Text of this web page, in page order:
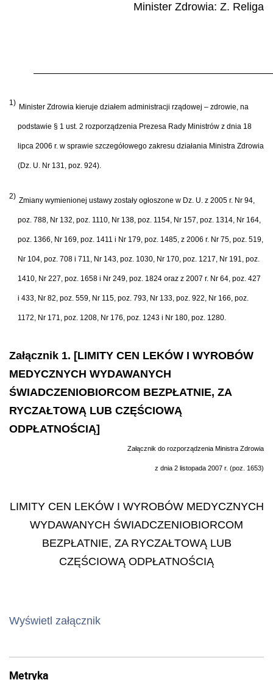
Minister Zdrowia: Z. Religa
1) Minister Zdrowia kieruje działem administracji rządowej – zdrowie, na
podstawie § 1 ust. 2 rozporządzenia Prezesa Rady Ministrów z dnia 18
lipca 2006 r. w sprawie szczegółowego zakresu działania Ministra Zdrowia
(Dz. U. Nr 131, poz. 924).
2) Zmiany wymienionej ustawy zostały ogłoszone w Dz. U. z 2005 r. Nr 94,
poz. 788, Nr 132, poz. 1110, Nr 138, poz. 1154, Nr 157, poz. 1314, Nr 164,
poz. 1366, Nr 169, poz. 1411 i Nr 179, poz. 1485, z 2006 r. Nr 75, poz. 519,
Nr 104, poz. 708 i 711, Nr 143, poz. 1030, Nr 170, poz. 1217, Nr 191, poz.
1410, Nr 227, poz. 1658 i Nr 249, poz. 1824 oraz z 2007 r. Nr 64, poz. 427
i 433, Nr 82, poz. 559, Nr 115, poz. 793, Nr 133, poz. 922, Nr 166, poz.
1172, Nr 171, poz. 1208, Nr 176, poz. 1243 i Nr 180, poz. 1280.
Załącznik 1. [LIMITY CEN LEKÓW I WYROBÓW
MEDYCZNYCH WYDAWANYCH
ŚWIADCZENIOBIORCOM BEZPŁATNIE, ZA
RYCZAŁTOWĄ LUB CZĘŚCIOWĄ
ODPŁATNOŚCIĄ]
Załącznik do rozporządzenia Ministra Zdrowia
z dnia 2 listopada 2007 r. (poz. 1653)
LIMITY CEN LEKÓW I WYROBÓW MEDYCZNYCH
WYDAWANYCH ŚWIADCZENIOBIORCOM
BEZPŁATNIE, ZA RYCZAŁTOWĄ LUB
CZĘŚCIOWĄ ODPŁATNOŚCIĄ
Wyświetl załącznik
Metryka